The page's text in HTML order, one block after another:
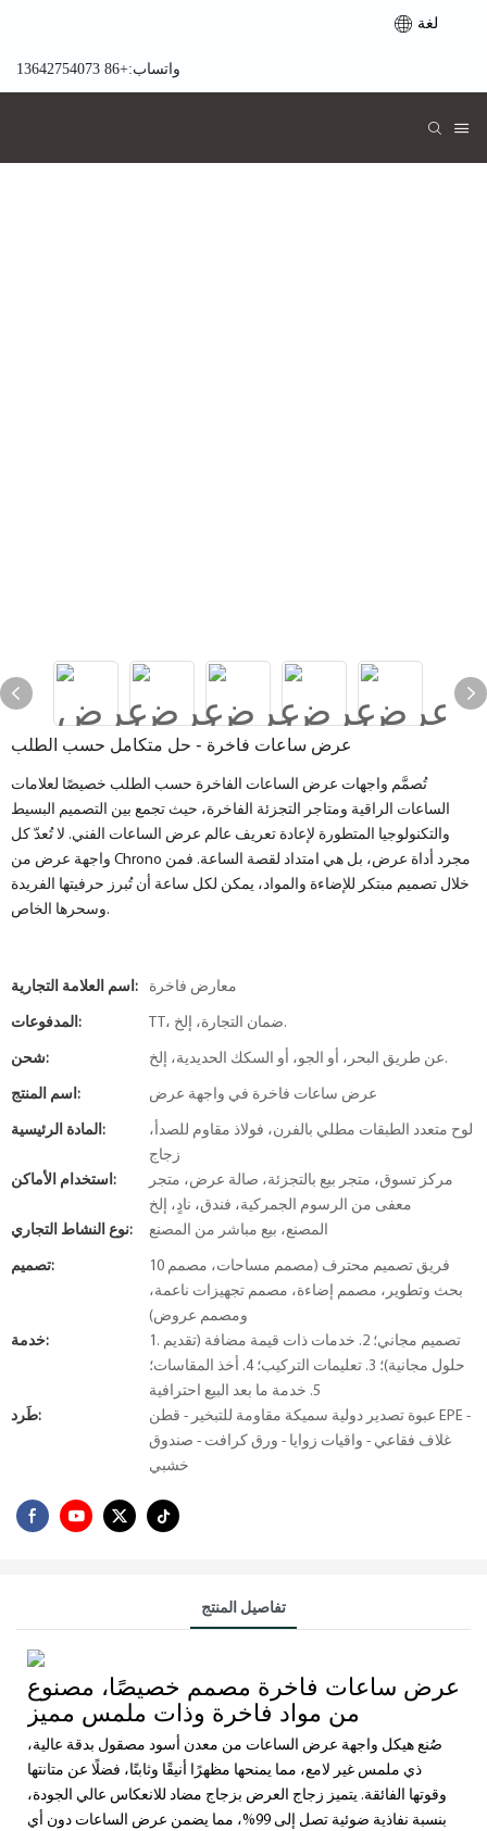
لغة
واتساب:+86 13642754073
عرض ساعات فاخرة - حل متكامل حسب الطلب
تُصمَّم واجهات عرض الساعات الفاخرة حسب الطلب خصيصًا لعلامات
الساعات الراقية ومتاجر التجزئة الفاخرة، حيث تجمع بين التصميم البسيط
والتكنولوجيا المتطورة لإعادة تعريف عالم عرض الساعات الفني. لا تُعدّ كل
واجهة عرض من Chrono مجرد أداة عرض، بل هي امتداد لقصة الساعة. فمن
خلال تصميم مبتكر للإضاءة والمواد، يمكن لكل ساعة أن تُبرز حرفيتها الفريدة
وسحرها الخاص.
اسم العلامة التجارية: معارض فاخرة
المدفوعات: TT، ضمان التجارة، إلخ.
شحن: عن طريق البحر، أو الجو، أو السكك الحديدية، إلخ.
اسم المنتج: عرض ساعات فاخرة في واجهة عرض
المادة الرئيسية:
لوح متعدد الطبقات مطلي بالفرن، فولاذ مقاوم للصدأ،
زجاج
استخدام الأماكن:
مركز تسوق، متجر بيع بالتجزئة، صالة عرض، متجر
معفى من الرسوم الجمركية، فندق، نادٍ، إلخ
نوع النشاط التجاري:
المصنع، بيع مباشر من المصنع
تصميم:
10 فريق تصميم محترف (مصمم مساحات، مصمم
بحث وتطوير، مصمم إضاءة، مصمم تجهيزات ناعمة،
ومصمم عروض)
خدمة:
1. تصميم مجاني؛ 2. خدمات ذات قيمة مضافة (تقديم
حلول مجانية)؛ 3. تعليمات التركيب؛ 4. أخذ المقاسات؛
5. خدمة ما بعد البيع احترافية
طَرد:
عبوة تصدير دولية سميكة مقاومة للتبخير - قطن EPE -
غلاف فقاعي - واقيات زوايا - ورق كرافت - صندوق
خشبي
تفاصيل المنتج
عرض ساعات فاخرة مصمم خصيصًا، مصنوع
من مواد فاخرة وذات ملمس مميز
صُنع هيكل واجهة عرض الساعات من معدن أسود مصقول بدقة عالية،
ذي ملمس غير لامع، مما يمنحها مظهرًا أنيقًا وثابتًا، فضلًا عن متانتها
وقوتها الفائقة. يتميز زجاج العرض بزجاج مضاد للانعكاس عالي الجودة،
بنسبة نفاذية ضوئية تصل إلى 99%، مما يضمن عرض الساعات دون أي